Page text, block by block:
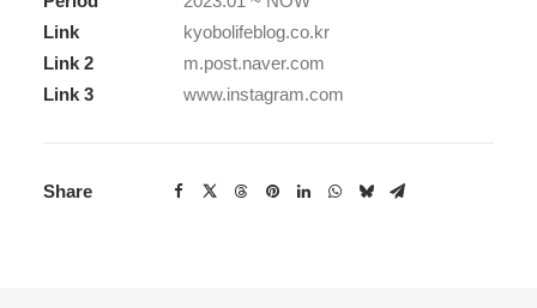
Link
kyobolifeblog.co.kr
Link 2
m.post.naver.com
Link 3
www.instagram.com
Share